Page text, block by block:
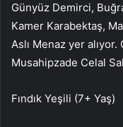
Günyüz Demirci,
Kamer Karabektaş,
Aslı Menaz yer
Musahipzade Celal
Fındık Yeşili (7+ Yaş)